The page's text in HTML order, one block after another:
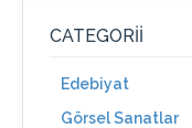
CATEGORII
Edebiyat
Görsel Sanatlar